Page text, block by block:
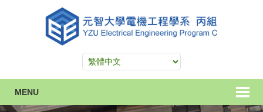
MENU